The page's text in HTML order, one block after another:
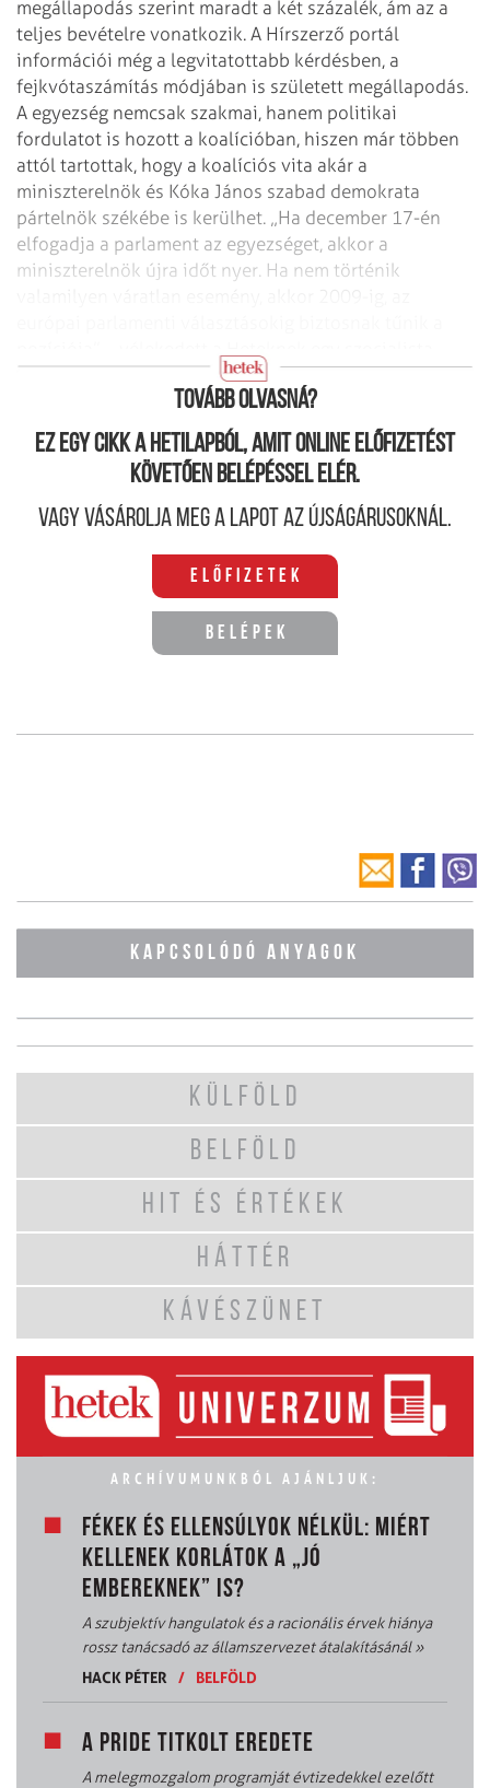
megállapodás szerint maradt a két százalék, ám az a
teljes bevételre vonatkozik. A Hírszerző portál
információi még a legvitatottabb kérdésben, a
fejkvótaszámítás módjában is született megállapodás.
A egyezség nemcsak szakmai, hanem politikai
fordulatot is hozott a koalícióban, hiszen már többen
attól tartottak, hogy a koalíciós vita akár a
miniszterelnök és Kóka János szabad demokrata
pártelnök székébe is kerülhet. „Ha december 17-én
elfogadja a parlament az egyezséget, akkor a
miniszterelnök újra időt nyer. Ha nem történik
Tovább olvasná?
Ez egy cikk a hetilapból, amit online előfizetést
követően belépéssel elér.
Vagy vásárolja meg a lapot az újságárusoknál.
Előfizetek
Belépek
KAPCSOLÓDÓ ANYAGOK
KÜLFÖLD
BELFÖLD
HIT ÉS ÉRTÉKEK
HÁTTÉR
KÁVÉSZÜNET
ARCHÍVUMUNKBÓL AJÁNLJUK:
FÉKEK ÉS ELLENSÚLYOK NÉLKÜL: MIÉRT
KELLENEK KORLÁTOK A „JÓ
EMBEREKNEK” IS?
A szubjektív hangulatok és a racionális érvek hiánya
rossz tanácsadó az államszervezet átalakításánál»
HACK PÉTER
/ BELFÖLD
A PRIDE TITKOLT EREDETE
A melegmozgalom programját évtizedekkel ezelőtt